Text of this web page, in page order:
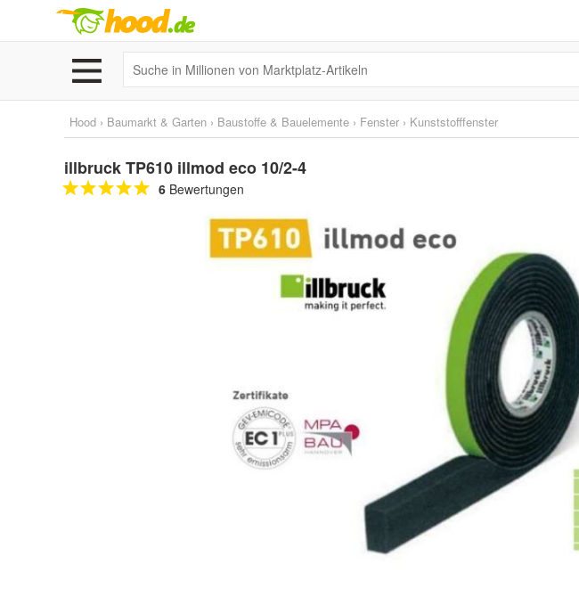
Hood › Baumarkt & Garten › Baustoffe & Bauelemente › Fenster › Kunststofffenster
illbruck TP610 illmod eco 10/2-4
6 Bewertungen